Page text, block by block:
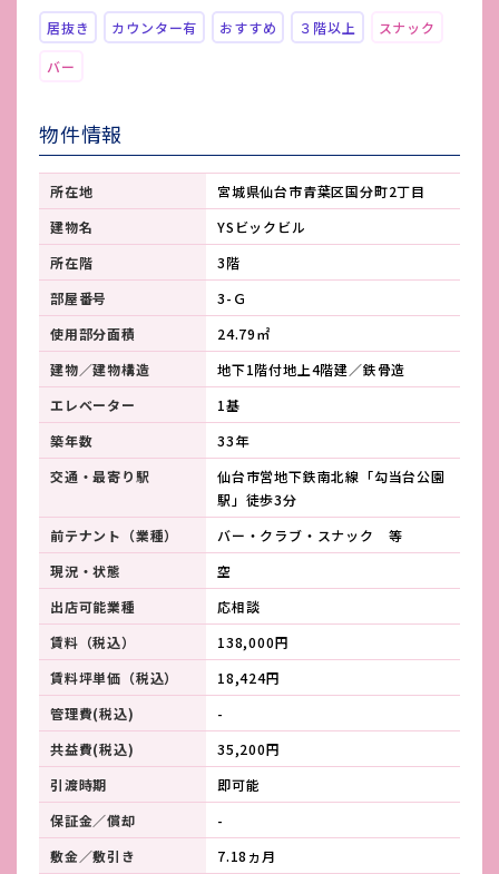
居抜き カウンター有 おすすめ ３階以上 スナック
バー
物件情報
所在地
宮城県仙台市青葉区国分町2丁目
建物名
YSビックビル
所在階
3階
部屋番号
3-Ｇ
使用部分面積
24.79㎡
建物／建物構造
地下1階付地上4階建／鉄骨造
エレベーター
1基
築年数
33年
交通・最寄り駅
仙台市営地下鉄南北線「勾当台公園
駅」徒歩3分
前テナント（業種）
バー・クラブ・スナック 等
現況・状態
空
出店可能業種
応相談
賃料（税込）
138,000円
賃料坪単価（税込）
18,424円
管理費(税込)
-
共益費(税込)
35,200円
引渡時期
即可能
保証金／償却
-
敷金／敷引き
7.18ヵ月